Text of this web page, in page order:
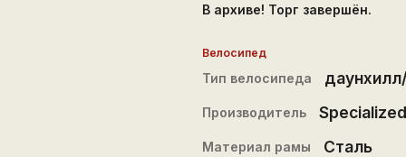
В архиве! Торг завершён.
Велосипед
Тип велосипеда
Производитель Specialized
Материал рамы Сталь